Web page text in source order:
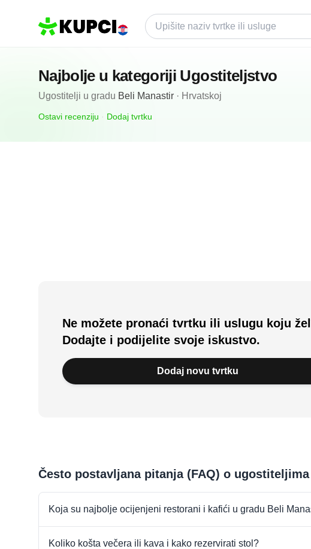
Najbolje u kategoriji Ugostiteljstvo
Ugostitelji u gradu Beli Manastir · Hrvatskoj
Ostavi recenziju · Dodaj tvrtku
Ne možete pronaći tvrtku ili uslugu koju
Dodajte i podijelite svoje iskustvo.
Dodaj novu tvrtku
Često postavljana pitanja (FAQ) o
Koja su najbolje ocijenjeni restorani i kafići u gradu Beli
Koliko košta večera ili kava i kako rezervirati stol?